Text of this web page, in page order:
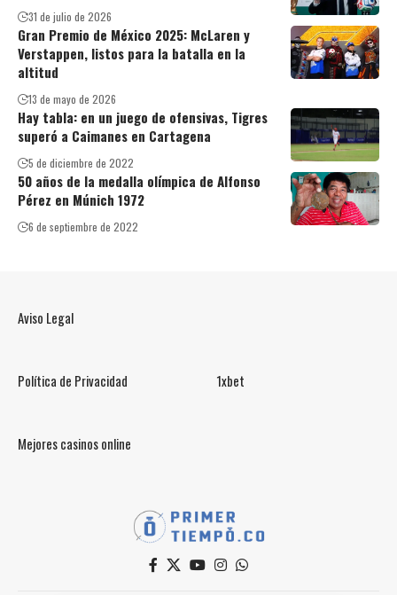
31 de julio de 2026
Gran Premio de México 2025: McLaren y
Verstappen, listos para la batalla en la
altitud
13 de mayo de 2026
Hay tabla: en un juego de ofensivas, Tigres
superó a Caimanes en Cartagena
5 de diciembre de 2022
50 años de la medalla olímpica de Alfonso
Pérez en Múnich 1972
6 de septiembre de 2022
Aviso Legal
Política de Privacidad 1xbet
Mejores casinos online